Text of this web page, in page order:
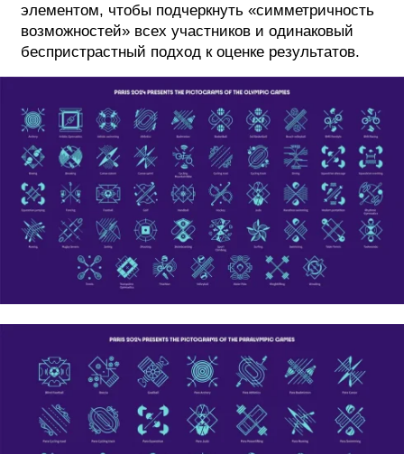
элементом, чтобы подчеркнуть «симметричность
возможностей» всех участников и одинаковый
беспристрастный подход к оценке результатов.